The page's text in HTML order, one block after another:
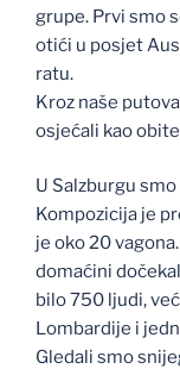
grupe. Prvi smo
otići u posjet
ratu.
Kroz naše
osjećali kao
U Salzburgu
Kompozicija je
je oko 20
domaćini
bilo 750 ljudi,
Lombardije i
Gledali smo